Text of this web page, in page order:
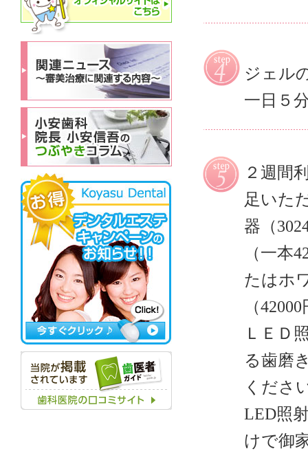
ジェル
一日５
２週間
足いた
器（
（一本
たはホ
（
ＬＥＤ
る歯磨
くださ
LED照
けで御